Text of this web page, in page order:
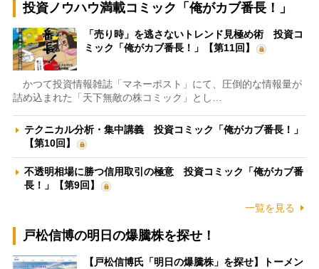
投資ノウハウ満載コミック「俺がカブ番長！」
「売り時」を逃さないトレンド見極め術 投資コ
ミック「俺がカブ番長！」【第11回】
かつて投資情報雑誌「マネーポスト」にて、圧倒的な情報量が
詰め込まれた「天下無敵の株コミック」とし…
テクニカル分析・集中講義 投資コミック「俺がカブ番長！」
【第10回】
不透明相場に勝つ信用取引の極意 投資コミック「俺がカブ番
長！」【第9回】
一覧を見る
戸松信博の明日の爆騰株を探せ！
【戸松信博氏「明日の爆騰株」を探せ】トーメン